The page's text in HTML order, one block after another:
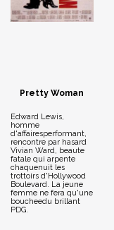
Pretty Woman
Edward Lewis,
homme
d'affairesperformant,
rencontre par hasard
Vivian Ward, beaute
fatale qui arpente
chaquenuit les
trottoirs d'Hollywood
Boulevard. La jeune
femme ne fera qu'une
boucheedu brillant
PDG.